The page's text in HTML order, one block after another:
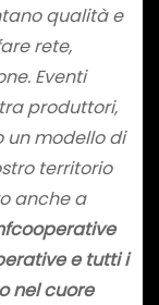
qualità e
rete,
Eventi
produttori,
un modello di
territorio
anche a
e tutti i
nel cuore